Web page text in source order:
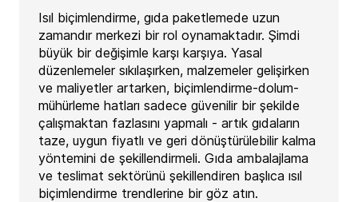
Isıl biçimlendirme, gıda paketlemede uzun
zamandır merkezi bir rol oynamaktadır. Şimdi
büyük bir değişimle karşı karşıya. Yasal
düzenlemeler sıkılaşırken, malzemeler gelişirken
ve maliyetler artarken, biçimlendirme-dolum-
mühürleme hatları sadece güvenilir bir şekilde
çalışmaktan fazlasını yapmalı - artık gıdaların
taze, uygun fiyatlı ve geri dönüştürülebilir kalma
yöntemini de şekillendirmeli. Gıda ambalajlama
ve teslimat sektörünü şekillendiren başlıca ısıl
biçimlendirme trendlerine bir göz atın.